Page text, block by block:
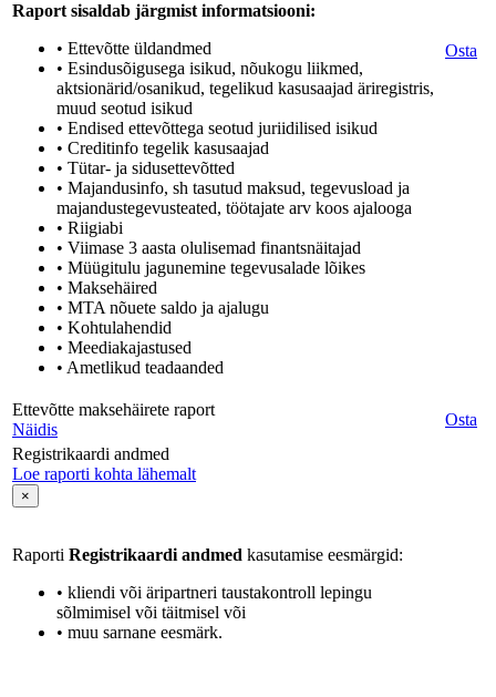
Raport sisaldab järgmist informatsiooni:
• Ettevõtte üldandmed
• Esindusõigusega isikud, nõukogu liikmed,
aktsionärid/osanikud, tegelikud kasusaajad äriregistris,
muud seotud isikud
• Endised ettevõttega seotud juriidilised isikud
• Creditinfo tegelik kasusaajad
• Tütar- ja sidusettevõtted
• Majandusinfo, sh tasutud maksud, tegevusload ja
majandustegevusteated, töötajate arv koos ajalooga
• Riigiabi
• Viimase 3 aasta olulisemad finantsnäitajad
• Müügitulu jagunemine tegevusalade lõikes
• Maksehäired
• MTA nõuete saldo ja ajalugu
• Kohtulahendid
• Meediakajastused
• Ametlikud teadaanded
Osta
Ettevõtte maksehäirete raport
Näidis
Osta
Registrikaardi andmed
Loe raporti kohta lähemalt
×
Raporti Registrikaardi andmed kasutamise eesmärgid:
• kliendi või äripartneri taustakontroll lepingu
sõlmimisel või täitmisel või
• muu sarnane eesmärk.